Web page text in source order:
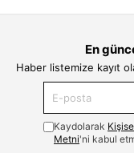
En
Haber listemize kayıt
Kaydolarak
Metni'ni kabul